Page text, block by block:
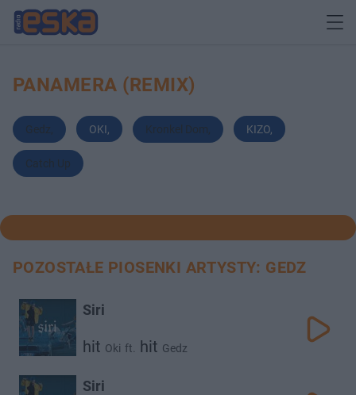
PANAMERA (REMIX)
Gedz OKI, Kronkel Dom KIZO,
Catch Up
POZOSTAŁE PIOSENKI ARTYSTY: GEDZ
Siri
hit Oki ft. hit Gedz
Siri